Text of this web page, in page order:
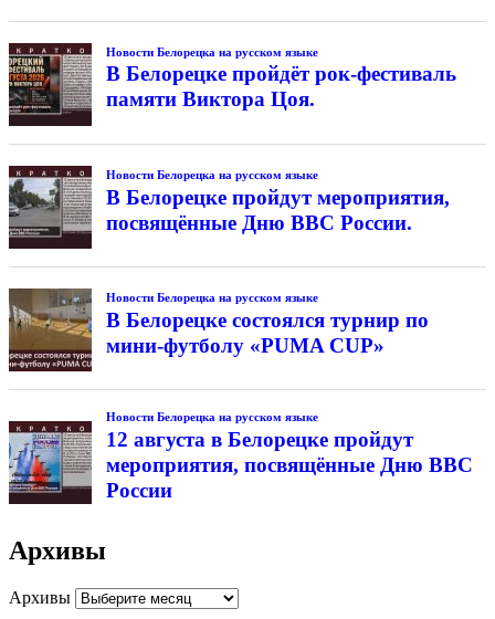
Новости Белорецка на русском языке
В Белорецке пройдёт рок-фестиваль
памяти Виктора Цоя.
Новости Белорецка на русском языке
В Белорецке пройдут мероприятия,
посвящённые Дню ВВС России.
Новости Белорецка на русском языке
В Белорецке состоялся турнир по
мини-футболу «PUMA CUP»
Новости Белорецка на русском языке
12 августа в Белорецке пройдут
мероприятия, посвящённые Дню ВВС
России
Архивы
Архивы